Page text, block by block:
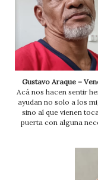
Gustavo Araque –
Acá nos hacen sentir
ayudan no solo a los
sino al que vienen
puerta con alguna